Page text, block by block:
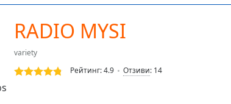
RADIO MYSI
variety
Рейтинг:4.9 Отзиви: 14